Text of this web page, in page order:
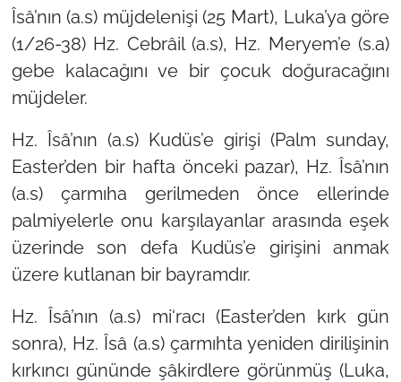
Îsâ’nın (a.s) müjdelenişi (25 Mart), Luka’ya göre
(1/26-38) Hz. Cebrâil (a.s), Hz. Meryem’e (s.a)
gebe kalacağını ve bir çocuk doğuracağını
müjdeler.
Hz. Îsâ’nın (a.s) Kudüs’e girişi (Palm sunday,
Easter’den bir hafta önceki pazar), Hz. Îsâ’nın
(a.s) çarmıha gerilmeden önce ellerinde
palmiyelerle onu karşılayanlar arasında eşek
üzerinde son defa Kudüs’e girişini anmak
üzere kutlanan bir bayramdır.
Hz. Îsâ’nın (a.s) mi‘racı (Easter’den kırk gün
sonra), Hz. Îsâ (a.s) çarmıhta yeniden dirilişinin
kırkıncı gününde şâkirdlere görünmüş (Luka,